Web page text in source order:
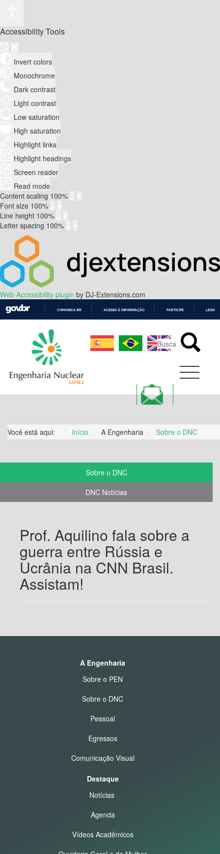
Accessibility Tools
Invert colors
Monochrome
Dark contrast
Light contrast
Low saturation
High saturation
Highlight links
Highlight headings
Screen reader
Read mode
Content scaling 100%
Font size 100%
Line height 100%
Letter spacing 100%
Web Accessibility plugin by DJ-Extensions.com
CONTEÚDO
COMUNICA BR ACESSO À INFORMAÇÃO PARTICIPE
Você está aqui: Início A Engenharia Sobre o DNC
Sobre o DNC
DNC Notícias
Prof. Aquilino fala sobre a
guerra entre Rússia e
Ucrânia na CNN Brasil.
Assistam!
A Engenharia
Sobre o PEN
Sobre o DNC
Pessoal
Egressos
Comunicação Visual
Destaque
Notícias
Agenda
Vídeos Acadêmicos